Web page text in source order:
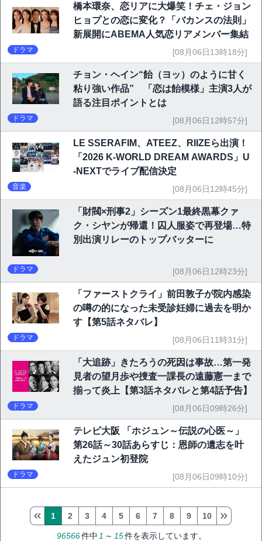
橋本環奈、恋リアに大爆笑！チェ・ジョン
ヒョプとの恋に変化？「バカンスの法則」
新展開にABEMA人気恋リアメンバー集結
ドラマ [08月06日13時18分]
チョン・ヘイン“飴（ヨッ）のように甘く
粘り強い作品” 「恋は飴模様」主演3人が
語る注目ポイントとは
ドラマ [08月06日12時57分]
LE SSERAFIM、ATEEZ、RIIZEら出演！
「2026 K-WORLD DREAM AWARDS」U
-NEXTでライブ配信決定
音楽 [08月06日12時45分]
「財閥×刑事2」シーズン1最終黒幕クァ
ク・シヤンが帰還！囚人服姿で再登場…特
別出演リレーのトップバッターに
ドラマ [08月06日12時23分]
「ファーストクライ」前田敦子が院内感染
の噂の的になった未受診妊婦に過去を明か
す【第5話ネタバレ】
ドラマ [08月06日11時31分]
「大追跡」きたろうの死因は事故…第一発
見者の望月歩や捜査一課長の遠藤憲一まで
揃って炎上【第3話ネタバレと第4話予告】
ドラマ [08月06日09時26分]
テレビ大阪 「ホジュン～伝説の心医～」
第26話～30話あらすじ：恩師の遺志を叶
えたジュン初登院
ドラマ [08月06日09時10分]
96566件中 1 ～ 15件を表示しています。
1 2 3 4 5 6 7 8 9 10